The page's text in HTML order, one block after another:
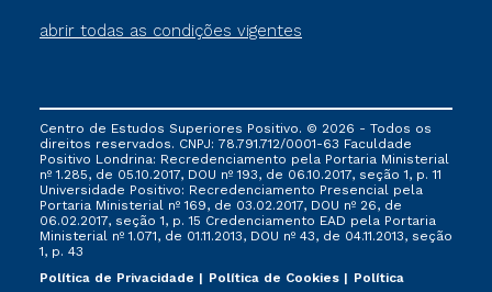
abrir todas as condições vigentes
vigente, que ainda não tenham efetivado e/ou não
tenham cancelado ou trancado sua matrícula em uma
via FIES, Prouni e outros programas governamentais, e
não se acumula com nenhuma outra campanha
ofertada pela Instituição.
Centro de Estudos Superiores Positivo. © 2026 - Todos os
direitos reservados. CNPJ: 78.791.712/0001-63 Faculdade
Positivo Londrina: Recredenciamento pela Portaria Ministerial
nº 1.285, de 05.10.2017, DOU nº 193, de 06.10.2017, seção 1, p. 11
Universidade Positivo: Recredenciamento Presencial ​pela
Portaria Ministerial nº 169, de 03.02.2017, DOU nº 26, de
06.02.2017, seção 1, p. 15 Credenciamento EAD pela Portaria
Ministerial nº 1.071, de 01.11.2013, DOU nº 43, de 04.11.2013, seção
1, p. 43
Política de Privacidade
Política de Cookies Política